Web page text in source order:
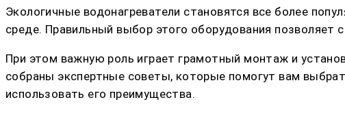
Экологичные водонагреватели становятся все более
среде. Правильный выбор этого оборудования позволяет
При этом важную роль играет грамотный монтаж и
собраны экспертные советы, которые помогут вам
использовать его преимущества.